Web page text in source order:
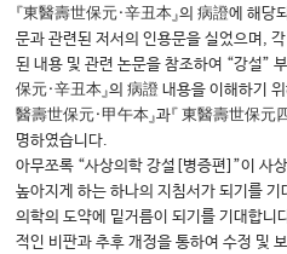
『東醫壽世保元·辛丑本』의 病證에 해당
문과 관련된 저서의 인용문을 실었으며,
된 내용 및 관련 논문을 참조하여 “강설”
保元·辛丑本』의 病證 내용을 이해하기
醫壽世保元·甲午本』과『 東醫壽世保元
명하였습니다.
아무쪼록 “사상의학 강설[병증편]”이 사
높아지게 하는 하나의 지침서가 되기를
의학의 도약에 밑거름이 되기를 기대합니
적인 비판과 추후 개정을 통하여 수정 및